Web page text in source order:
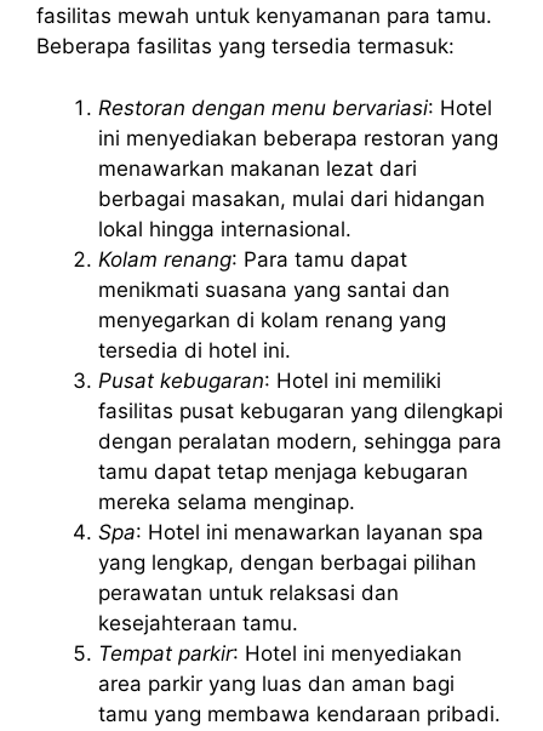
fasilitas mewah untuk kenyamanan para tamu.
Beberapa fasilitas yang tersedia termasuk:
Restoran dengan menu bervariasi: Hotel
ini menyediakan beberapa restoran yang
menawarkan makanan lezat dari
berbagai masakan, mulai dari hidangan
lokal hingga internasional.
Kolam renang: Para tamu dapat
menikmati suasana yang santai dan
menyegarkan di kolam renang yang
tersedia di hotel ini.
Pusat kebugaran: Hotel ini memiliki
fasilitas pusat kebugaran yang dilengkapi
dengan peralatan modern, sehingga para
tamu dapat tetap menjaga kebugaran
mereka selama menginap.
Spa: Hotel ini menawarkan layanan spa
yang lengkap, dengan berbagai pilihan
perawatan untuk relaksasi dan
kesejahteraan tamu.
Tempat parkir: Hotel ini menyediakan
area parkir yang luas dan aman bagi
tamu yang membawa kendaraan pribadi.